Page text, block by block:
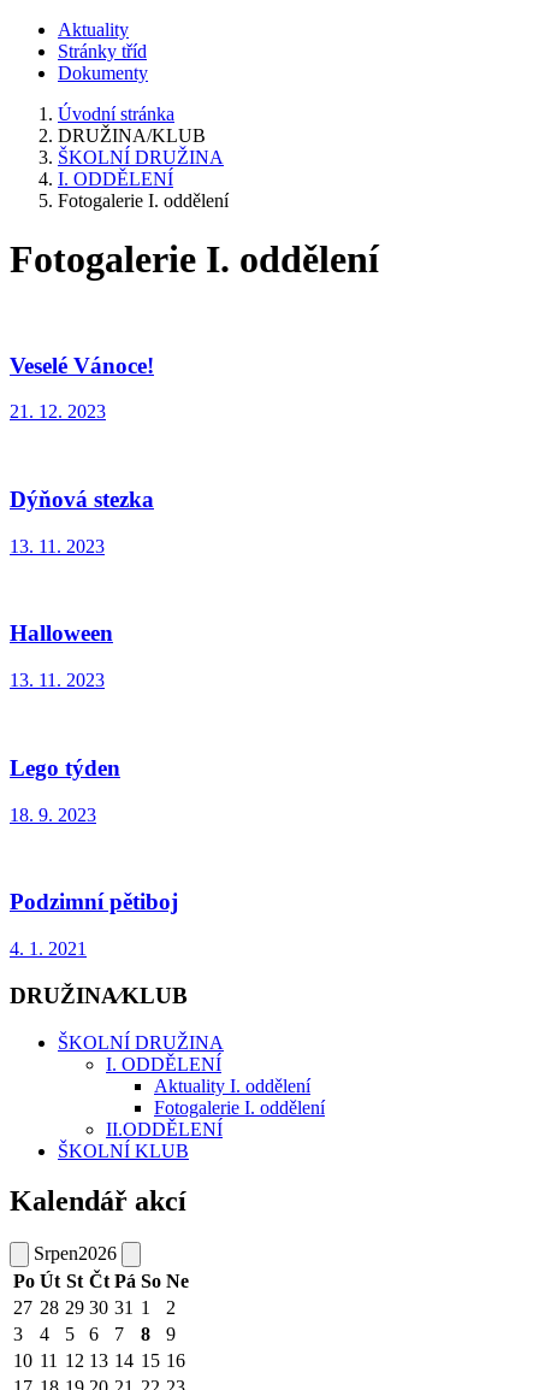
Aktuality
Stránky tříd
Dokumenty
Úvodní stránka
DRUŽINA/KLUB
ŠKOLNÍ DRUŽINA
I. ODDĚLENÍ
Fotogalerie I. oddělení
Fotogalerie I. oddělení
Veselé Vánoce!
21. 12. 2023
Dýňová stezka
13. 11. 2023
Halloween
13. 11. 2023
Lego týden
18. 9. 2023
Podzimní pětiboj
4. 1. 2021
DRUŽINA⁄KLUB
ŠKOLNÍ DRUŽINA
I. ODDĚLENÍ
Aktuality I. oddělení
Fotogalerie I. oddělení
II.ODDĚLENÍ
ŠKOLNÍ KLUB
Kalendář akcí
Srpen2026
Po Út St Čt Pá So Ne
27 28 29 30 31 1
2
3
4 5 6 7 8
9
10 11 12 13 14 15 16